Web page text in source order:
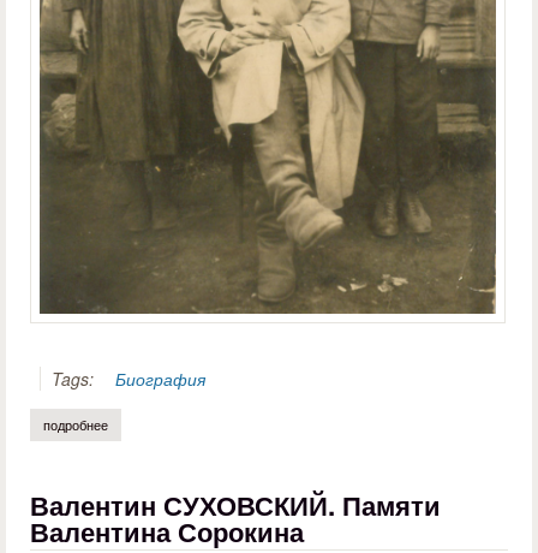
Tags: Биография
подробнее
Валентин СУХОВСКИЙ. Памяти
Валентина Сорокина